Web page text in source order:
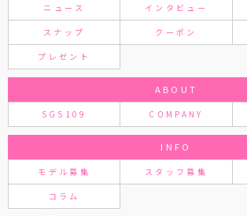
ニュース インタビュー
スナップ クーポン
プレゼント
ABOUT
SGS109 COMPANY
INFO
モデル募集 スタッフ募集
コラム